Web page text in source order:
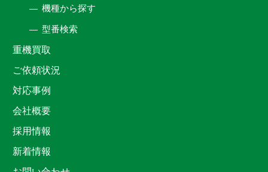
機種から探す
型番検索
重機買取
ご依頼状況
対応事例
会社概要
採用情報
新着情報